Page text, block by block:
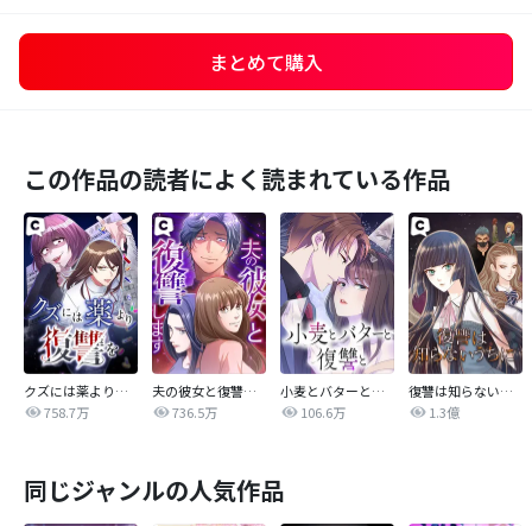
まとめて購入
この作品の読者によく読まれている作品
クズには薬より復讐を
758.7万
夫の彼女と復讐します
736.5万
小麦とバターと復讐と
106.6万
復讐は知らないうちに
1.3億
同じジャンルの人気作品